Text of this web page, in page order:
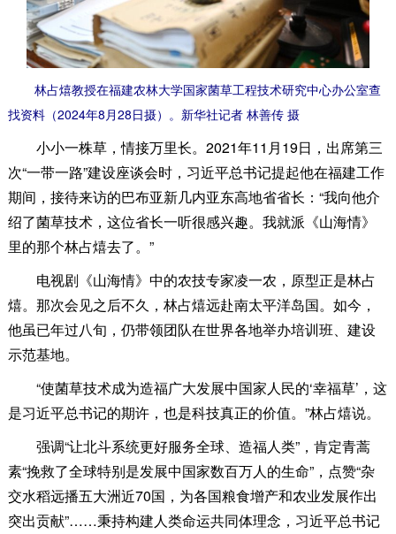
林占熺教授在福建农林大学国家菌草工程技术研究中心办公室查
找资料（2024年8月28日摄）。新华社记者 林善传 摄
小小一株草，情接万里长。2021年11月19日，出席第三
次“一带一路”建设座谈会时，习近平总书记提起他在福建工作
期间，接待来访的巴布亚新几内亚东高地省省长：“我向他介
绍了菌草技术，这位省长一听很感兴趣。我就派《山海情》
里的那个林占熺去了。”
电视剧《山海情》中的农技专家凌一农，原型正是林占
熺。那次会见之后不久，林占熺远赴南太平洋岛国。如今，
他虽已年过八旬，仍带领团队在世界各地举办培训班、建设
示范基地。
“使菌草技术成为造福广大发展中国家人民的‘幸福草’，这
是习近平总书记的期许，也是科技真正的价值。”林占熺说。
强调“让北斗系统更好服务全球、造福人类”，肯定青蒿
素“挽救了全球特别是发展中国家数百万人的生命”，点赞“杂
交水稻远播五大洲近70国，为各国粮食增产和农业发展作出
突出贡献”……秉持构建人类命运共同体理念，习近平总书记